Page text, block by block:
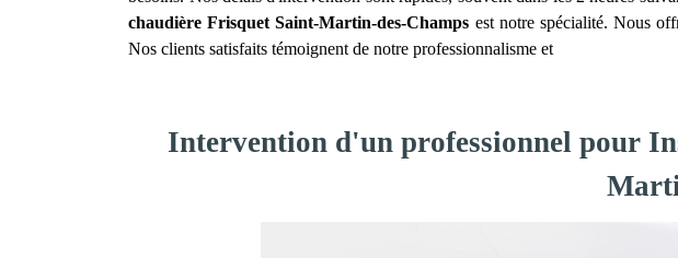
chaudière Frisquet Saint-Martin-des-Champs est notre spécialité. Nous
Nos clients satisfaits témoignent de notre professionnalisme et
Intervention d'un professionnel pour